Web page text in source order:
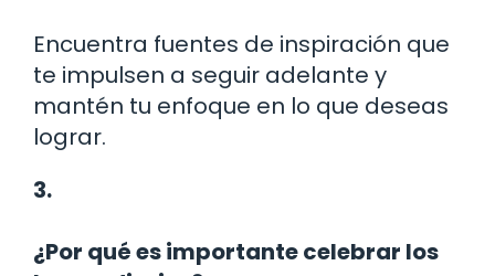
Encuentra fuentes de inspiración que
te impulsen a seguir adelante y
mantén tu enfoque en lo que deseas
lograr.
3.
¿Por qué es importante celebrar los